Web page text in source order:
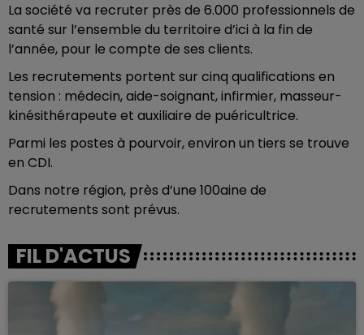
La société va recruter près de 6.000 professionnels de
santé sur l’ensemble du territoire d’ici à la fin de
l’année, pour le compte de ses clients.
Les recrutements portent sur cinq qualifications en
tension : médecin, aide-soignant, infirmier, masseur-
kinésithérapeute et auxiliaire de puéricultrice.
Parmi les postes à pourvoir, environ un tiers se trouve
en CDI.
Dans notre région, près d’une 100aine de
recrutements sont prévus.
FIL D'ACTUS